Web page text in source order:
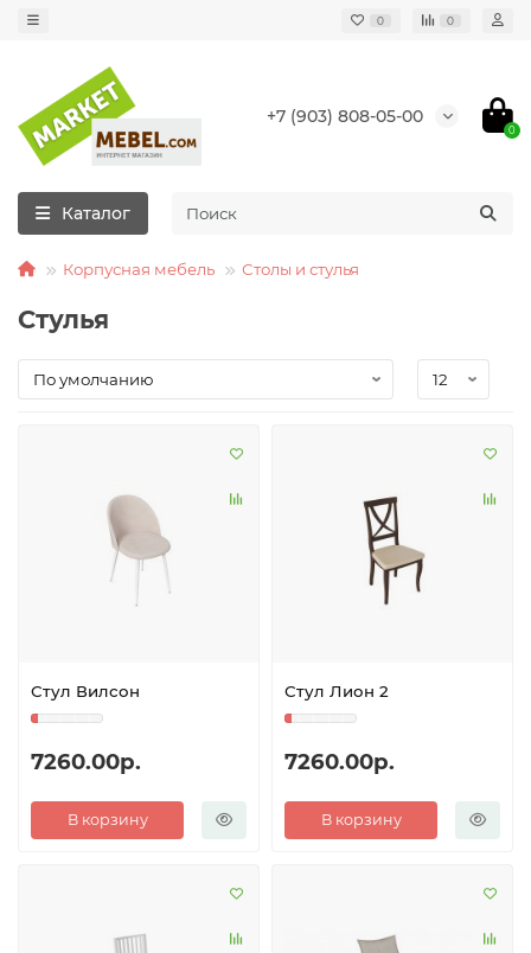
0 0
+7 (903) 808-05-00
0
Каталог
Корпусная мебель Столы и стулья
Стулья
Стул Вилсон
7260.00р.
В корзину
Стул Лион 2
7260.00р.
В корзину